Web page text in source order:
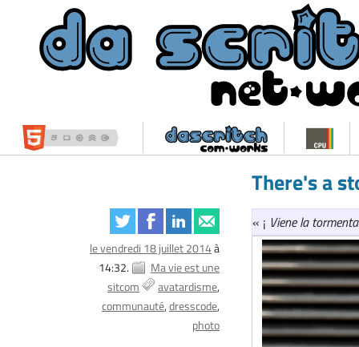
There's a
le vendredi 18 juillet 2014à
14:32.
Ma vie est une
sitcom
avatardisme
communauté dresscode
photo
« ¡ Viene la